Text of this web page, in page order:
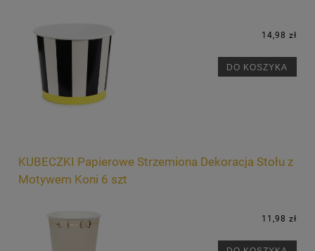
14,98 zł
DO KOSZYKA
KUBECZKI Papierowe Strzemiona Dekoracja Stołu z
Motywem Koni 6 szt
11,98 zł